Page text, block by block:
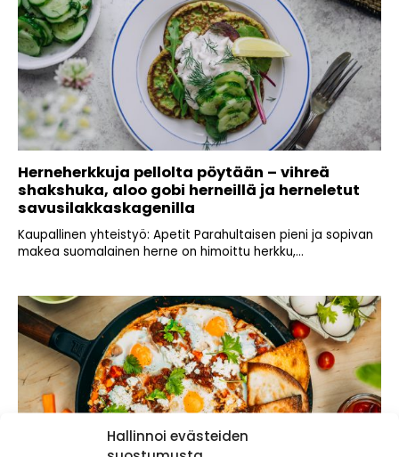
Hallinnoi evästeiden
Herneherkkuja pellolta pöytään – vihreä
shakshuka, aloo gobi herneillä ja herneletut
savusilakkaskagenilla
Kaupallinen yhteistyö: Apetit Parahultaisen pieni ja sopivan
makea suomalainen herne on himoittu herkku,...